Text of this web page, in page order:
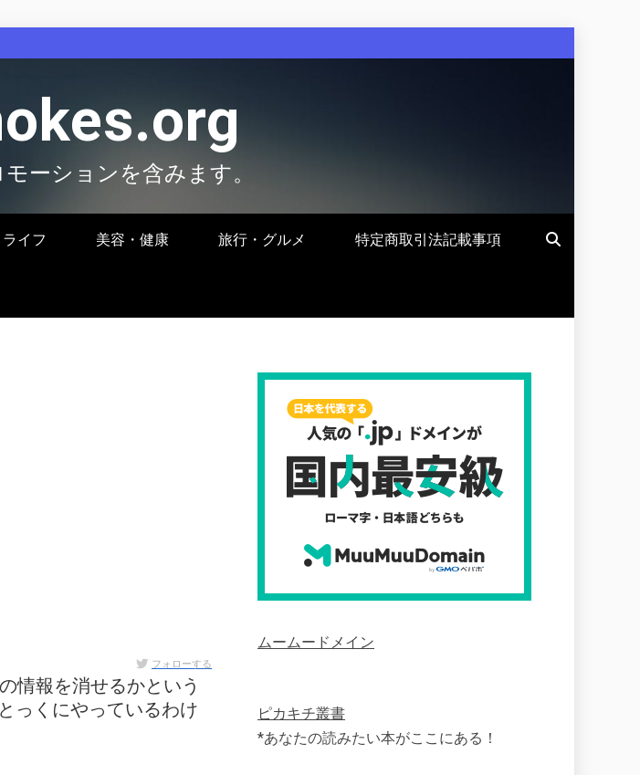
ーションを含みます。
イフ 美容・健康 旅行・グルメ 特定商取引法記載事項
フォローする
情報を消せるかという
っくにやっているわけ
ムームードメイン
ピカキチ叢書
*あなたの読みたい本がここにある！